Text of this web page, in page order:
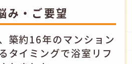
み・ご要望
築約16年のマンション
タイミングで浴室リフ